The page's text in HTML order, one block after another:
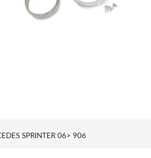
SPRINTER 06> 906